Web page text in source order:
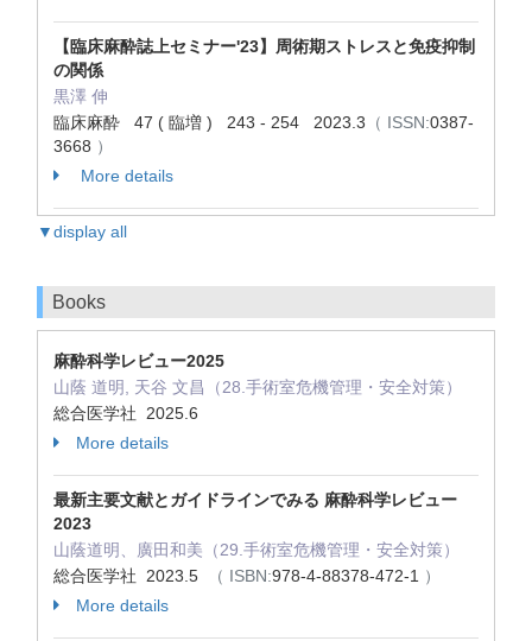
【臨床麻酔誌上セミナー'23】周術期ストレスと免疫抑制
の関係
黒澤 伸
臨床麻酔 47 ( 臨増 ) 243 - 254 2023.3 （ ISSN:0387-
3668 ）
More details
▼display all
Books
麻酔科学レビュー2025
山蔭 道明, 天谷 文昌（28.手術室危機管理・安全対策）
総合医学社 2025.6
More details
最新主要文献とガイドラインでみる 麻酔科学レビュー
2023
山蔭道明、廣田和美（29.手術室危機管理・安全対策）
総合医学社 2023.5
（ ISBN:978-4-88378-472-1 ）
More details